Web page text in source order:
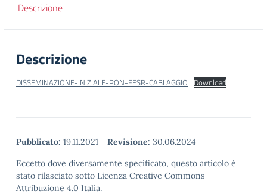
Descrizione
Descrizione
DISSEMINAZIONE-INIZIALE-PON-FESR-CABLAGGIO Download
Pubblicato: 19.11.2021 - Revisione: 30.06.2024
Eccetto dove diversamente specificato, questo articolo è
stato rilasciato sotto Licenza Creative Commons
Attribuzione 4.0 Italia.